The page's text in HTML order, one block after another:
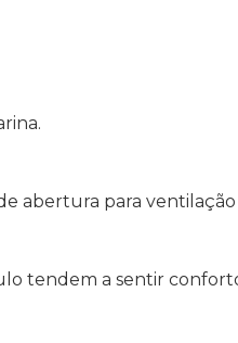
abertura para
tendem a sentir